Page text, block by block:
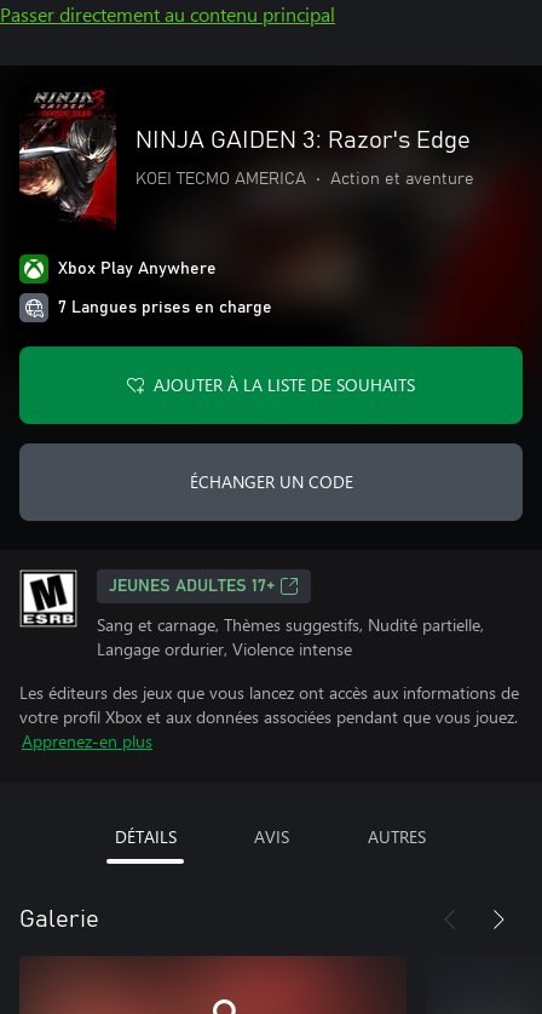
Passer directement au contenu principal
NINJA GAIDEN 3: Razor's Edge
KOEI TECMO AMERICA • Action et aventure
Xbox Play Anywhere
7 Langues prises en charge
AJOUTER À LA LISTE DE SOUHAITS
ÉCHANGER UN CODE
JEUNES ADULTES 17+
Sang et carnage, Thèmes suggestifs, Nudité partielle,
Langage ordurier, Violence intense
Les éditeurs des jeux que vous lancez ont accès aux informations de
votre profil Xbox et aux données associées pendant que vous jouez.
Apprenez-en plus
DÉTAILS AVIS AUTRES
Galerie